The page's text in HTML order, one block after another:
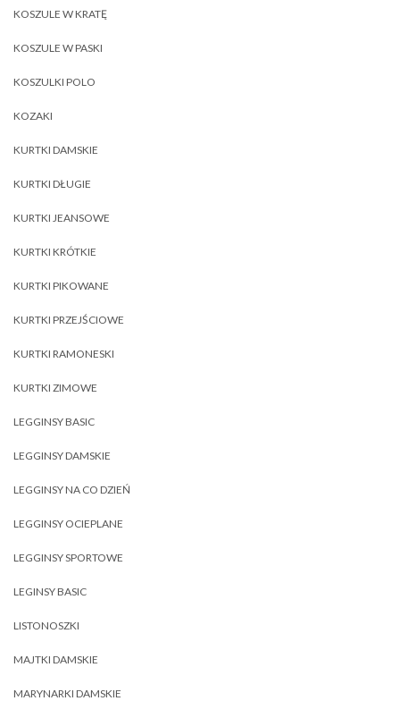
KOSZULE W KRATĘ
KOSZULE W PASKI
KOSZULKI POLO
KOZAKI
KURTKI DAMSKIE
KURTKI DŁUGIE
KURTKI JEANSOWE
KURTKI KRÓTKIE
KURTKI PIKOWANE
KURTKI PRZEJŚCIOWE
KURTKI RAMONESKI
KURTKI ZIMOWE
LEGGINSY BASIC
LEGGINSY DAMSKIE
LEGGINSY NA CO DZIEŃ
LEGGINSY OCIEPLANE
LEGGINSY SPORTOWE
LEGINSY BASIC
LISTONOSZKI
MAJTKI DAMSKIE
MARYNARKI DAMSKIE